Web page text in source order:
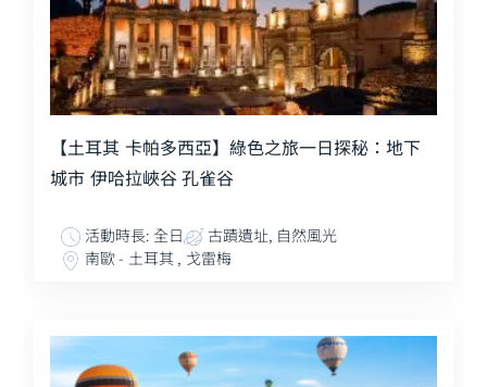
【土耳其 卡帕多西亞】綠色之旅一日探秘：地下
城市 伊哈拉峽谷 孔雀谷
活動時長: 全日
古蹟遺址, 自然風光
南歐 - 土耳其 , 戈雷梅